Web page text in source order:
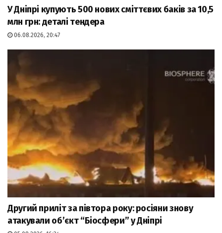
У Дніпрі купують 500 нових сміттєвих баків за 10,5
млн грн: деталі тендера
06.08.2026, 20:47
Другий приліт за півтора року: росіяни знову
атакували об’єкт “Біосфери” у Дніпрі